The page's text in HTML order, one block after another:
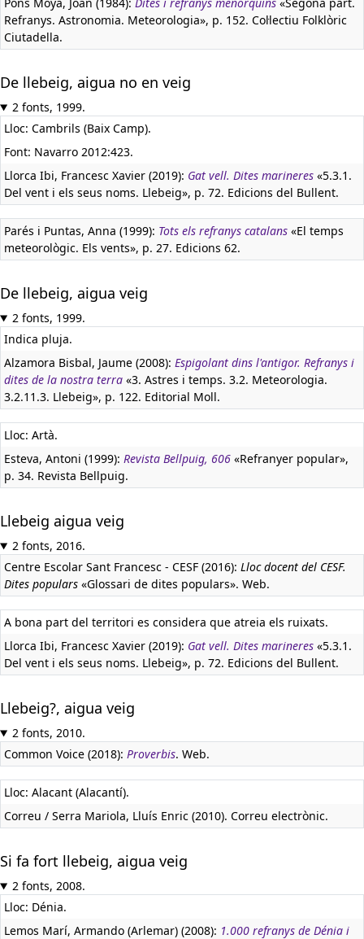
Refranys. Astronomia. Meteorologia», p. 152. Col·lectiu Folklòric
Ciutadella.
De llebeig, aigua no en veig
2 fonts, 1999.
Lloc: Cambrils (Baix Camp).
Font: Navarro 2012:423.
Llorca Ibi, Francesc Xavier (2019): Gat vell. Dites marineres «5.3.1.
Del vent i els seus noms. Llebeig», p. 72. Edicions del Bullent.
Parés i Puntas, Anna (1999): Tots els refranys catalans «El temps
meteorològic. Els vents», p. 27. Edicions 62.
De llebeig, aigua veig
2 fonts, 1999.
Indica pluja.
Alzamora Bisbal, Jaume (2008): Espigolant dins l'antigor. Refranys i
dites de la nostra terra «3. Astres i temps. 3.2. Meteorologia.
3.2.11.3. Llebeig», p. 122. Editorial Moll.
Lloc: Artà.
Esteva, Antoni (1999): Revista Bellpuig, 606 «Refranyer popular»,
p. 34. Revista Bellpuig.
Llebeig aigua veig
2 fonts, 2016.
Centre Escolar Sant Francesc - CESF (2016): Lloc docent del CESF.
Dites populars «Glossari de dites populars». Web.
A bona part del territori es considera que atreia els ruixats.
Llorca Ibi, Francesc Xavier (2019): Gat vell. Dites marineres «5.3.1.
Del vent i els seus noms. Llebeig», p. 72. Edicions del Bullent.
Llebeig?, aigua veig
2 fonts, 2010.
Common Voice (2018): Proverbis. Web.
Lloc: Alacant (Alacantí).
Correu / Serra Mariola, Lluís Enric (2010). Correu electrònic.
Si fa fort llebeig, aigua veig
2 fonts, 2008.
Lloc: Dénia.
Lemos Marí, Armando (Arlemar) (2008): 1.000 refranys de Dénia i